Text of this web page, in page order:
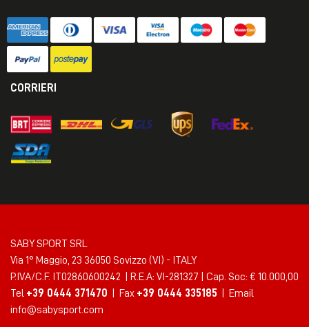
CORRIERI
SABY SPORT SRL
Via 1° Maggio, 23 36050 Sovizzo (VI) - ITALY
P.IVA/C.F. IT02860600242 | R.E.A: VI-281327 | Cap. Soc: € 10.000,00
Tel +39 0444 371470 | Fax +39 0444 335185 | Email
info@sabysport.com